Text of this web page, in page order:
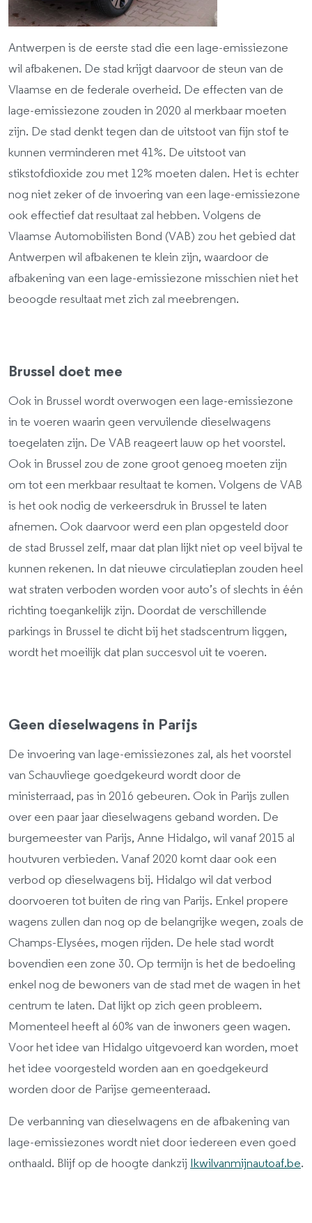
Antwerpen is de eerste stad die een lage-emissiezone
wil afbakenen. De stad krijgt daarvoor de steun van de
Vlaamse en de federale overheid. De effecten van de
lage-emissiezone zouden in 2020 al merkbaar moeten
zijn. De stad denkt tegen dan de uitstoot van fijn stof te
kunnen verminderen met 41%. De uitstoot van
stikstofdioxide zou met 12% moeten dalen. Het is echter
nog niet zeker of de invoering van een lage-emissiezone
ook effectief dat resultaat zal hebben. Volgens de
Vlaamse Automobilisten Bond (VAB) zou het gebied dat
Antwerpen wil afbakenen te klein zijn, waardoor de
afbakening van een lage-emissiezone misschien niet het
beoogde resultaat met zich zal meebrengen.
Brussel doet mee
Ook in Brussel wordt overwogen een lage-emissiezone
in te voeren waarin geen vervuilende dieselwagens
toegelaten zijn. De VAB reageert lauw op het voorstel.
Ook in Brussel zou de zone groot genoeg moeten zijn
om tot een merkbaar resultaat te komen. Volgens de VAB
is het ook nodig de verkeersdruk in Brussel te laten
afnemen. Ook daarvoor werd een plan opgesteld door
de stad Brussel zelf, maar dat plan lijkt niet op veel bijval te
kunnen rekenen. In dat nieuwe circulatieplan zouden heel
wat straten verboden worden voor auto’s of slechts in één
richting toegankelijk zijn. Doordat de verschillende
parkings in Brussel te dicht bij het stadscentrum liggen,
wordt het moeilijk dat plan succesvol uit te voeren.
Geen dieselwagens in Parijs
De invoering van lage-emissiezones zal, als het voorstel
van Schauvliege goedgekeurd wordt door de
ministerraad, pas in 2016 gebeuren. Ook in Parijs zullen
over een paar jaar dieselwagens geband worden. De
burgemeester van Parijs, Anne Hidalgo, wil vanaf 2015 al
houtvuren verbieden. Vanaf 2020 komt daar ook een
verbod op dieselwagens bij. Hidalgo wil dat verbod
doorvoeren tot buiten de ring van Parijs. Enkel propere
wagens zullen dan nog op de belangrijke wegen, zoals de
Champs-Elysées, mogen rijden. De hele stad wordt
bovendien een zone 30. Op termijn is het de bedoeling
enkel nog de bewoners van de stad met de wagen in het
centrum te laten. Dat lijkt op zich geen probleem.
Momenteel heeft al 60% van de inwoners geen wagen.
Voor het idee van Hidalgo uitgevoerd kan worden, moet
het idee voorgesteld worden aan en goedgekeurd
worden door de Parijse gemeenteraad.
De verbanning van dieselwagens en de afbakening van
lage-emissiezones wordt niet door iedereen even goed
onthaald. Blijf op de hoogte dankzij
Ikwilvanmijnautoaf.be.